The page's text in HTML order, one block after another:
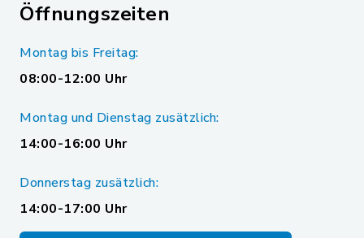
Öffnungszeiten
Montag bis Freitag:
08:00-12:00 Uhr
Montag und Dienstag zusätzlich:
14:00-16:00 Uhr
Donnerstag zusätzlich:
14:00-17:00 Uhr